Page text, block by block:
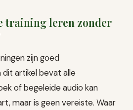
training leren zonder
zijn goed
artikel bevat alle
of begeleide audio kan
maar is geen vereiste. Waar